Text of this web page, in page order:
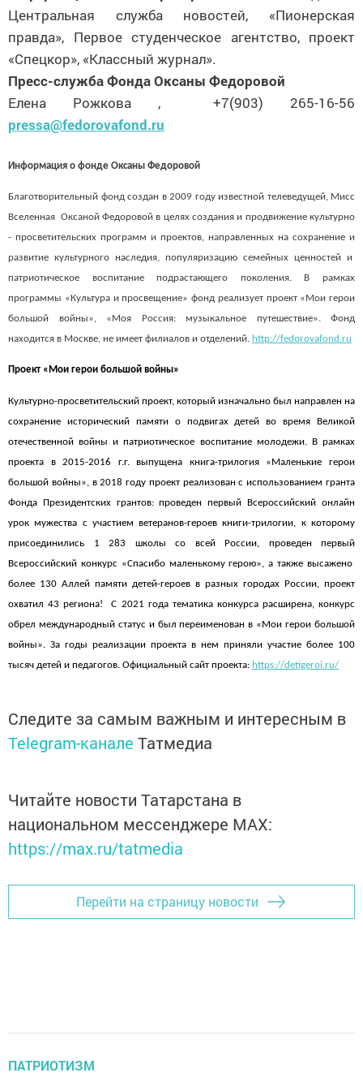
Центральная служба новостей, «Пионерская
правда», Первое студенческое агентство, проект
«Спецкор», «Классный журнал».
Пресс-служба Фонда Оксаны Федоровой
Елена Рожкова , +7(903) 265-16-56
pressa@fedorovafond.ru
Информация о фонде Оксаны Федоровой
Благотворительный фонд создан в 2009 году известной телеведущей, Мисс
Вселенная Оксаной Федоровой в целях создания и продвижение культурно
- просветительских программ и проектов, направленных на сохранение и
развитие культурного наследия, популяризацию семейных ценностей и
патриотическое воспитание подрастающего поколения. В рамках
программы «Культура и просвещение» фонд реализует проект «Мои герои
большой войны», «Моя Россия: музыкальное путешествие». Фонд
находится в Москве, не имеет филиалов и отделений. http://fedorovafond.ru
Проект «Мои герои большой войны»
Культурно-просветительский проект, который изначально был направлен на
сохранение исторический памяти о подвигах детей во время Великой
отечественной войны и патриотическое воспитание молодежи. В рамках
проекта в 2015-2016 г.г. выпущена книга-трилогия «Маленькие герои
большой войны», в 2018 году проект реализован с использованием гранта
Фонда Президентских грантов: проведен первый Всероссийский онлайн
урок мужества с участием ветеранов-героев книги-трилогии, к которому
присоединились 1 283 школы со всей России, проведен первый
Всероссийский конкурс «Спасибо маленькому герою», а также высажено
более 130 Аллей памяти детей-героев в разных городах России, проект
охватил 43 региона! С 2021 года тематика конкурса расширена, конкурс
обрел международный статус и был переименован в «Мои герои большой
войны». За годы реализации проекта в нем приняли участие более 100
тысяч детей и педагогов. Официальный сайт проекта: https://detigeroi.ru/
Следите за самым важным и интересным в
Telegram-канале Татмедиа
Читайте новости Татарстана в
национальном мессенджере MАХ:
https://max.ru/tatmedia
Перейти на страницу новости
ПАТРИОТИЗМ